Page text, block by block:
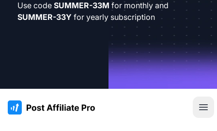
Use code SUMMER-33M for monthly and
SUMMER-33Y for yearly subscription
:site.title